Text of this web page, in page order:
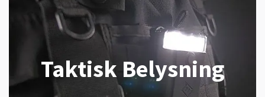
Taktisk Belysning